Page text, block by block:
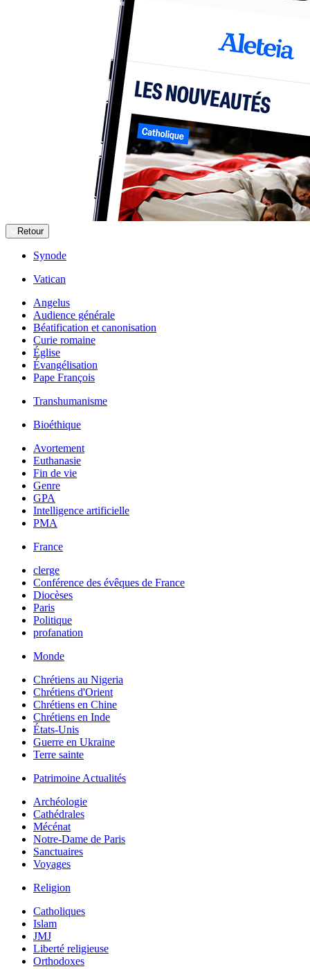
Retour
Synode
Vatican
Angelus
Audience générale
Béatification et canonisation
Curie romaine
Église
Évangélisation
Pape François
Transhumanisme
Bioéthique
Avortement
Euthanasie
Fin de vie
Genre
GPA
Intelligence artificielle
PMA
France
clerge
Conférence des évêques de France
Diocèses
Paris
Politique
profanation
Monde
Chrétiens au Nigeria
Chrétiens d'Orient
Chrétiens en Chine
Chrétiens en Inde
États-Unis
Guerre en Ukraine
Terre sainte
Patrimoine Actualités
Archéologie
Cathédrales
Mécénat
Notre-Dame de Paris
Sanctuaires
Voyages
Religion
Catholiques
Islam
JMJ
Liberté religieuse
Orthodoxes